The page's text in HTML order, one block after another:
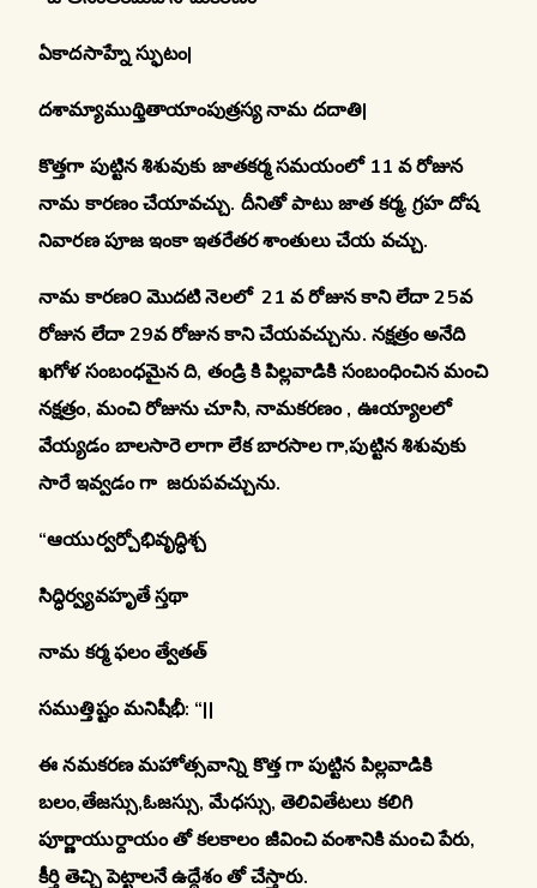
ఏకాదసాహ్నే స్ఫుటం|
దశామ్యాముథ్తితాయాంపుత్రస్య నామ దదాతి|
కొత్తగా పుట్టిన శిశువుకు జాతకర్మ సమయంలో 11 వ రోజున
నామ కారణం చేయావచ్చు. దీనితో పాటు జాత కర్మ, గ్రహ దోష
నివారణ పూజ ఇంకా ఇతరేతర శాంతులు చేయ వచ్చు.
నామ కారణ౦ మొదటి నెలలో 21 వ రోజున కాని లేదా 25వ
రోజున లేదా 29వ రోజున కాని చేయవచ్చును. నక్షత్రం అనేది
ఖగోళ సంబంధమైన ది, తండ్రి కి పిల్లవాడికి సంబంధించిన మంచి
నక్షత్రం, మంచి రోజును చూసి, నామకరణం , ఊయ్యాలలో
వేయ్యడం బాలసారె లాగా లేక బారసాల గా,పుట్టిన శిశువుకు
సారే ఇవ్వడం గా జరుపవచ్చును.
“ఆయుర్వర్చోభివృద్ధిశ్చ
సిద్ధిర్వ్యవహృతే స్తథా
నామ కర్మ ఫలం త్వేతత్
సముత్తిష్టం మనిషీభీ: “||
ఈ నమకరణ మహోత్సవాన్ని కొత్త గా పుట్టిన పిల్లవాడికి
బలం,తేజస్సు,ఓజస్సు, మేధస్సు, తెలివితేటలు కలిగి
పూర్ణాయుర్దాయం తో కలకాలం జీవించి వంశానికి మంచి పేరు,
కీర్తి తెచ్చి పెట్టాలనే ఉద్దేశం తో చేస్తారు.